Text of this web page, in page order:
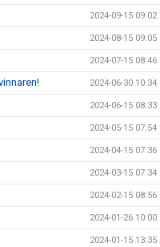
2024-09-15 09:02
2024-08-15 09:05
2024-07-15 08:46
2024-06-30 10:34
2024-06-15 08:33
2024-05-15 07:54
2024-04-15 07:36
2024-03-15 07:34
2024-02-15 08:56
2024-01-26 10:00
2024-01-15 13:35